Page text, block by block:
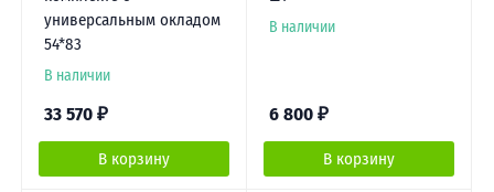
универсальным окладом
54*83
В наличии
33 570 ₽
В корзину
В наличии
6 800 ₽
В корзину